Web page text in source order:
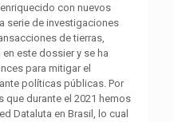
con nuevos
serie de investigaciones
de tierras,
este dossier y se ha
para mitigar el
políticas públicas. Por
que durante el 2021 hemos
Dataluta en Brasil, lo cual